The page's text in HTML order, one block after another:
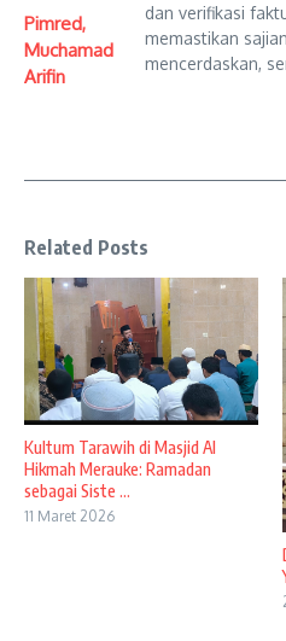
Pimred,
Muchamad
Arifin
dan verifikasi
memastikan
mencerdaskan,
Related Posts
Kultum Tarawih di Masjid Al
Hikmah Merauke: Ramadan
sebagai Siste ...
11 Maret 2026